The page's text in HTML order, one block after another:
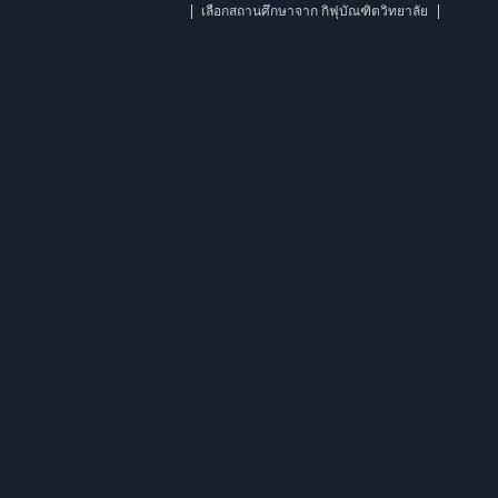
เลือกสถานศึกษาจาก กิฟุบัณฑิตวิทยาลัย